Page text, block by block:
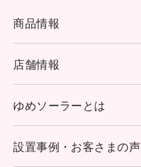
商品情報
店舗情報
ゆめソーラーとは
設置事例・お客さまの声